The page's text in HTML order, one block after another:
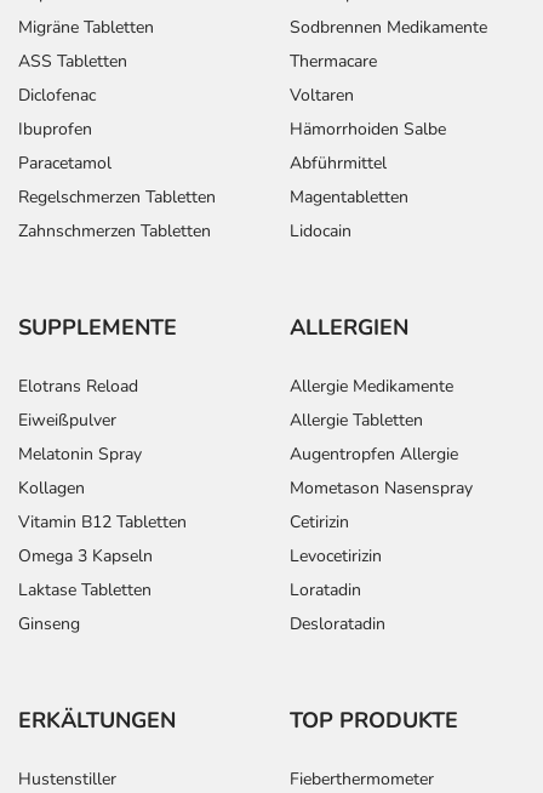
Migräne Tabletten
ASS Tabletten
Diclofenac
Ibuprofen
Paracetamol
Regelschmerzen Tabletten
Zahnschmerzen Tabletten
Sodbrennen Medikamente
Thermacare
Voltaren
Hämorrhoiden Salbe
Abführmittel
Magentabletten
Lidocain
SUPPLEMENTE
Elotrans Reload
Eiweißpulver
Melatonin Spray
Kollagen
Vitamin B12 Tabletten
Omega 3 Kapseln
Laktase Tabletten
Ginseng
ALLERGIEN
Allergie Medikamente
Allergie Tabletten
Augentropfen Allergie
Mometason Nasenspray
Cetirizin
Levocetirizin
Loratadin
Desloratadin
ERKÄLTUNGEN
Hustenstiller
TOP PRODUKTE
Fieberthermometer